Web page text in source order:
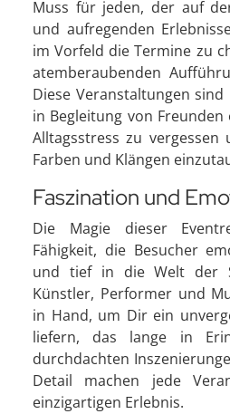
Muss für jeden, der auf
und aufregenden
im Vorfeld die Termine zu
atemberaubenden
Diese Veranstaltungen
in Begleitung von
Alltagsstress zu
Farben und Klängen
Faszination und
Die Magie dieser
Fähigkeit, die Besucher
und tief in die Welt der
Künstler, Performer und
in Hand, um Dir ein
liefern, das lange in
durchdachten
Detail machen jede
einzigartigen Erlebnis.